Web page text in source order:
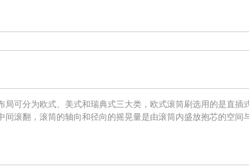
局可分为欧式、美式和瑞典式三大类，欧式滚筒刷选用的是直插
滚翻，滚筒的轴向和径向的摇晃量是由滚筒内盛放抱芯的空间